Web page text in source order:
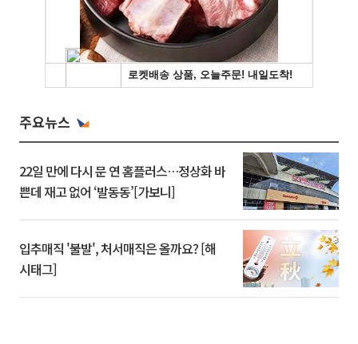
주요뉴스
22일 만에 다시 문 연 홈플러스…정상화 바
쁜데 재고 없어 ‘발동동’[가보니]
입추매직 '불발', 처서매직은 올까요? [해
시태그]